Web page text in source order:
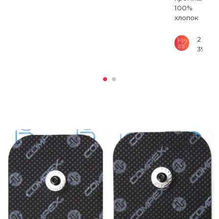
100%
хлопок
2
390